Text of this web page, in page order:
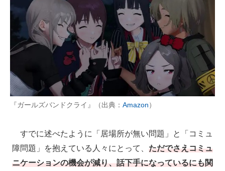
『ガールズバンドクライ』（出典： Amazon）
すでに述べたように「居場所が無い問題」と「コミュ
障問題」を抱えている人々にとって、 ただでさえコミュ
ニケーションの機会が減り、話下手になっているにも関